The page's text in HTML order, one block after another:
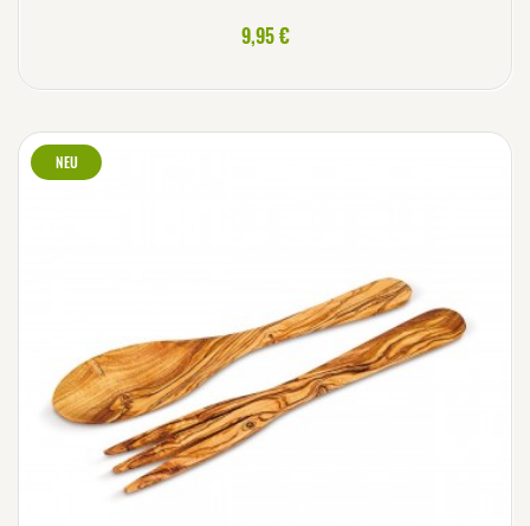
9,95 €
NEU